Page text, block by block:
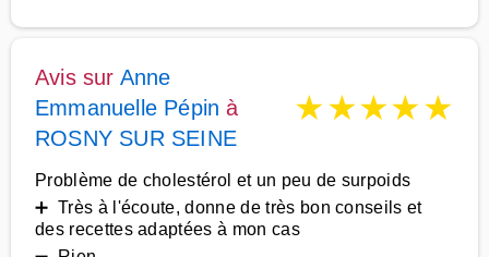
Avis sur Anne
Emmanuelle Pépin à
ROSNY SUR SEINE
★★★★★
Problème de cholestérol et un peu de surpoids
➕ Très à l'écoute, donne de très bon conseils et
des recettes adaptées à mon cas